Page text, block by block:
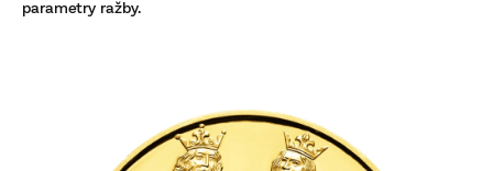
parametry ražby.